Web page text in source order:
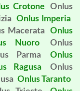
Crotone
Onlus
Onlus Imperia
Macerata
Onlus
Nuoro
Onlus
Parma
Onlus
Ragusa
Onlus
Onlus Taranto